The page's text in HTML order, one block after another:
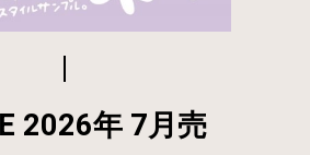
2026年 7月売